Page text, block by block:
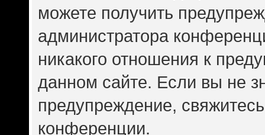
можете получить
администратора
никакого отношения к
данном сайте. Если вы не
предупреждение,
конференции.